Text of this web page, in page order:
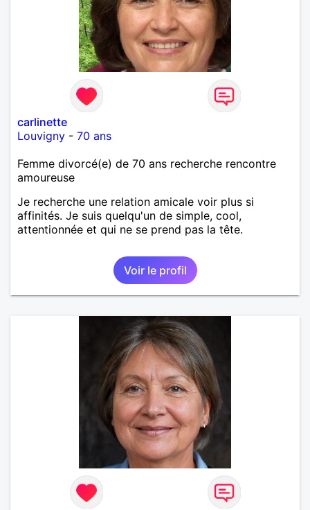
carlinette
Louvigny - 70 ans
Femme divorcé(e) de 70 ans recherche rencontre
amoureuse
Je recherche une relation amicale voir plus si
affinités. Je suis quelqu'un de simple, cool,
attentionnée et qui ne se prend pas la tête.
Voir le profil